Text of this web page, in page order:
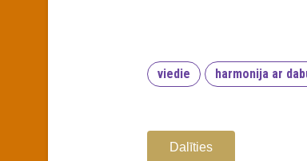
viedie harmonija ar
Dalīties